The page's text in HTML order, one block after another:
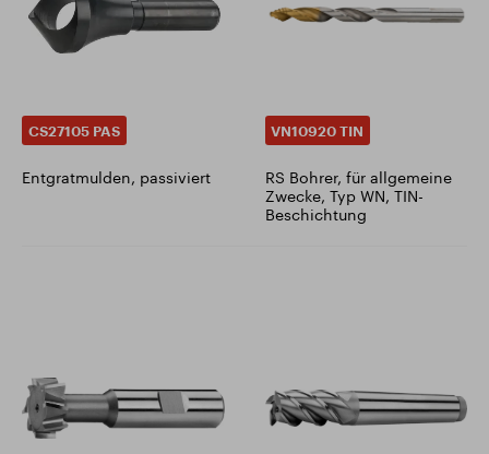
CS27105 PAS
Entgratmulden, passiviert
VN10920 TIN
RS Bohrer, für allgemeine
Zwecke, Typ WN, TIN-
Beschichtung